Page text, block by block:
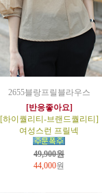
2655블랑프릴블라우스
[반응좋아요]
[하이퀄리티-브랜드퀄리티]
여성스런 프릴넥
49,900원
44,000원